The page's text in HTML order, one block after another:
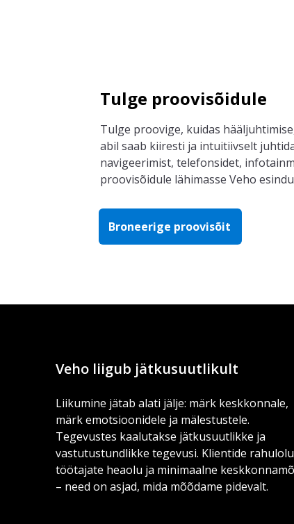
Tulge proovisõidule
Tulge proovige, kuidas
abil saab kiiresti ja intuitiivselt
navigeerimist, telefonsidet,
proovisõidule lähimasse Veho
Broneerige proovisõit
Veho liigub jätkusuutlikult
Liikumine jätab alati jälje: märk keskkonnale,
märk emotsioonidele ja mälestustele.
Tegevustes kaalutakse jätkusuutlikke ja
vastutustundlikke tegevusi. Klientide
töötajate heaolu ja minimaalne
– need on asjad, mida mõõdame pidevalt.